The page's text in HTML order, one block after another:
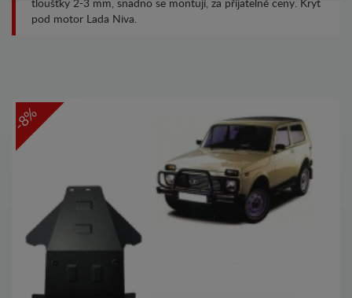
tloušťky 2-3 mm, snadno se montují, za přijatelné ceny. Kryt
pod motor Lada Niva.
-8%